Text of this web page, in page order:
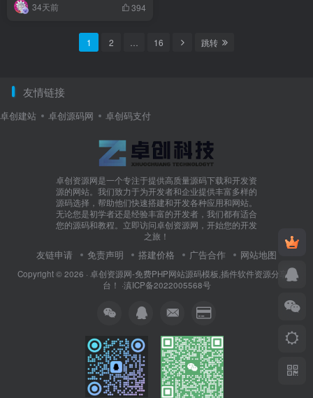
34天前 394
1 2 16 跳转
友情链接
卓创建站 卓创源码网 卓创码支付
卓创资源网是一个专注于提供高质量源码下载和开发资
源的网站。我们致力于为开发者和企业提供丰富多样的
源码选择，帮助他们快速搭建和开发各种应用和网站。
无论您是初学者还是经验丰富的开发者，我们都有适合
您的源码和教程。立即访问卓创资源网，开始您的开发
之旅！
友链申请 免责声明 搭建价格 广告合作 网站地图
Copyright © 2026 · 卓创资源网-免费PHP网站源码模板,插件软件资源分享平
台！ ·滇ICP备2022005568号